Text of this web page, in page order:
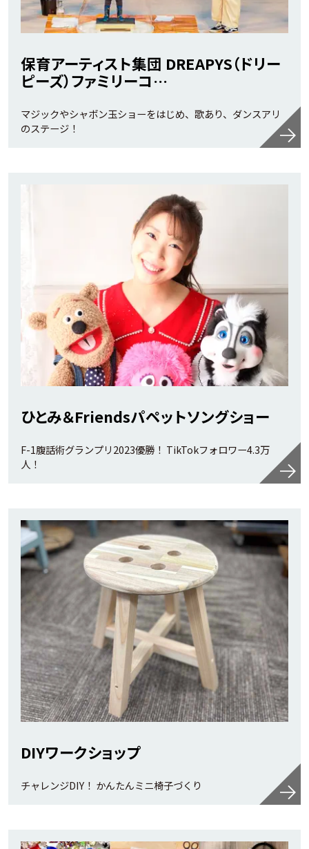
保育アーティスト集団 DREAPYS（ドリー
ピーズ）ファミリーコ…
マジックやシャボン玉ショーをはじめ、歌あり、ダンスアリ
のステージ！
ひとみ＆Friendsパペットソングショー
F-1腹話術グランプリ2023優勝！ TikTokフォロワー4.3万
人！
DIYワークショップ
チャレンジDIY！ かんたんミニ椅子づくり